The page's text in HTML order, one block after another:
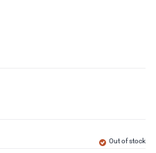
Out of stock